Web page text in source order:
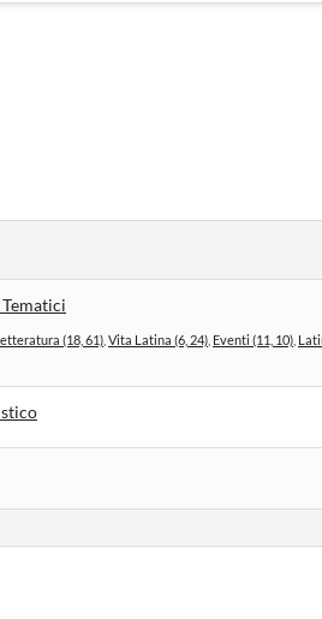
(18, 61) Vita Latina (6, 24) Eventi (11, 10)